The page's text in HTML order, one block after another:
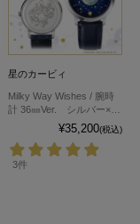
星のカービィ
Milky Way Wishes / 腕時
計 36㎜Ver. シルバー×ベ
ルトカラーダークネイビ
¥35,200(税込)
3件